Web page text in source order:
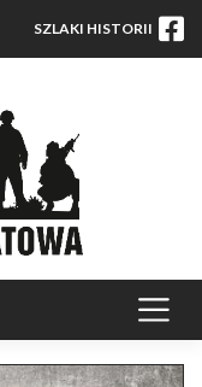
SZLAKI HISTORII